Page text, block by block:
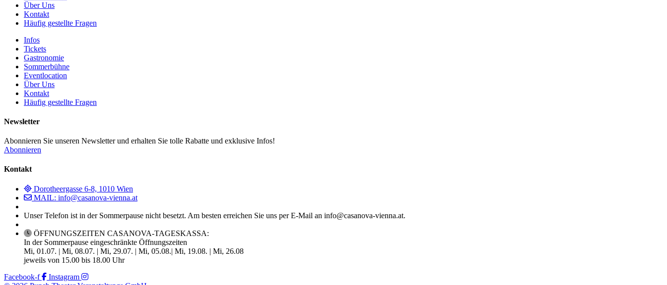
Über Uns
Kontakt
Häufig gestellte Fragen
Infos
Tickets
Gastronomie
Sommerbühne
Eventlocation
Über Uns
Kontakt
Häufig gestellte Fragen
Newsletter
Abonnieren Sie unseren Newsletter und erhalten Sie tolle Rabatte und exklusive Infos!
Abonnieren
Kontakt
Dorotheergasse 6-8, 1010 Wien
MAIL: info@casanova-vienna.at
Unser Telefon ist in der Sommerpause nicht besetzt. Am besten erreichen Sie uns per E-Mail an info@casanova-vienna.at.
ÖFFNUNGSZEITEN CASANOVA-TAGESKASSA:
In der Sommerpause eingeschränkte Öffnungszeiten
Mi, 01.07. | Mi, 08.07. | Mi, 29.07. | Mi, 05.08.| Mi, 19.08. | Mi, 26.08
jeweils von 15.00 bis 18.00 Uhr
Facebook-f
Instagram